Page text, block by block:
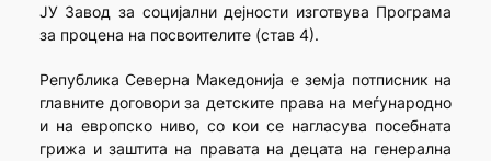
ЈУ Завод за социјални дејности изготвува Програма
за процена на посвоителите (став 4).
Република Северна Македонија е земја потписник на
главните договори за детските права на меѓународно
и на европско ниво, со кои се нагласува посебната
грижа и заштита на правата на децата на генерална